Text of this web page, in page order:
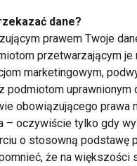
dane?
prawem Twoje
przetwarzającym je
marketingowym,
podmiotom uprawnionym
obowiązującego prawa
– oczywiście tylko gdy
o stosowną podstawę
że na większości